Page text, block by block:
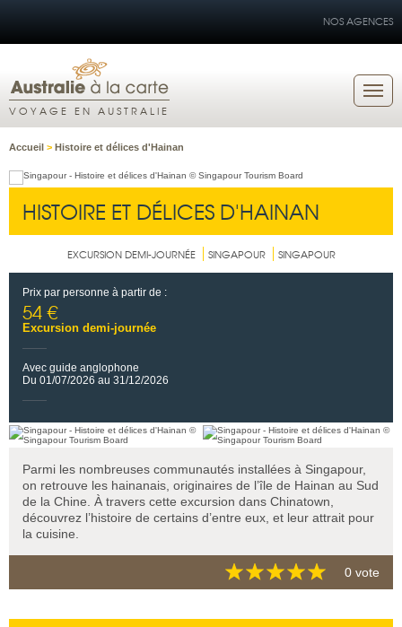
NOS AGENCES
VOYAGE EN AUSTRALIE
Accueil > Histoire et délices d'Hainan
HISTOIRE ET DÉLICES D'HAINAN
EXCURSION DEMI-JOURNÉE SINGAPOUR SINGAPOUR
Prix par personne à partir de :
54 €
Excursion demi-journée
Avec guide anglophone
Du 01/07/2026 au 31/12/2026
Parmi les nombreuses communautés installées à Singapour,
on retrouve les hainanais, originaires de l’île de Hainan au Sud
de la Chine. À travers cette excursion dans Chinatown,
découvrez l’histoire de certains d’entre eux, et leur attrait pour
la cuisine.
0 vote